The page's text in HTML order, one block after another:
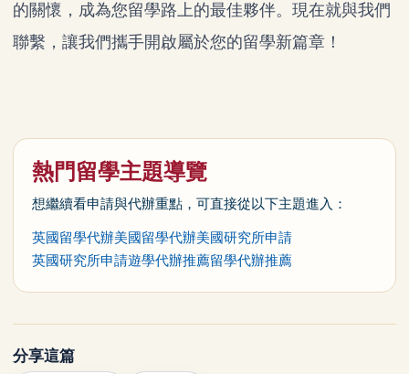
的關懷，成為您留學路上的最佳夥伴。現在就與我們
聯繫，讓我們攜手開啟屬於您的留學新篇章！
熱門留學主題導覽
想繼續看申請與代辦重點，可直接從以下主題進入：
英國留學代辦美國留學代辦美國研究所申請
英國研究所申請遊學代辦推薦留學代辦推薦
分享這篇